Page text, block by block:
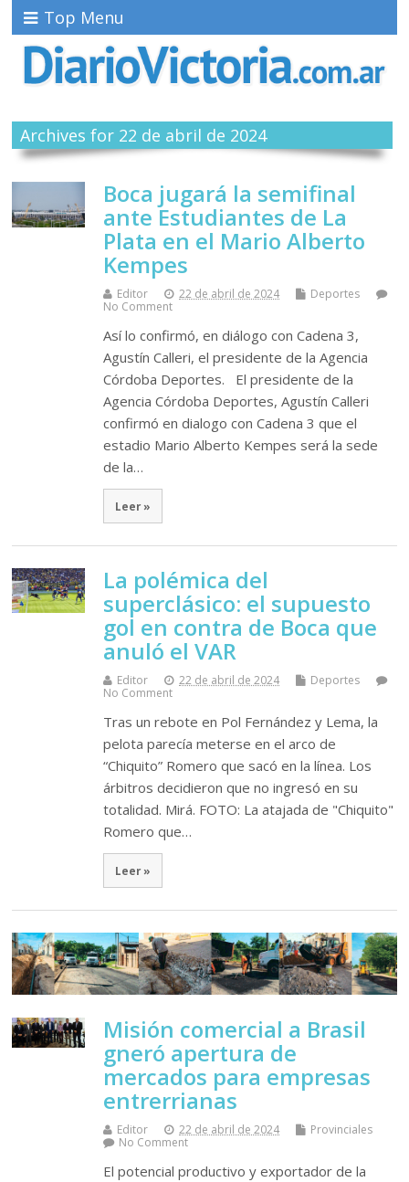
Top Menu
Archives for 22 de abril de 2024
Boca jugará la semifinal
ante Estudiantes de La
Plata en el Mario Alberto
Kempes
Editor 22 de abril de 2024
Deportes
No Comment
Así lo confirmó, en diálogo con Cadena 3,
Agustín Calleri, el presidente de la Agencia
Córdoba Deportes. El presidente de la
Agencia Córdoba Deportes, Agustín Calleri
confirmó en dialogo con Cadena 3 que el
estadio Mario Alberto Kempes será la sede
de la…
Leer »
La polémica del
superclásico: el supuesto
gol en contra de Boca que
anuló el VAR
Editor 22 de abril de 2024
Deportes
No Comment
Tras un rebote en Pol Fernández y Lema, la
pelota parecía meterse en el arco de
“Chiquito” Romero que sacó en la línea. Los
árbitros decidieron que no ingresó en su
totalidad. Mirá. FOTO: La atajada de "Chiquito"
Romero que…
Leer »
Misión comercial a Brasil
gneró apertura de
mercados para empresas
entrerrianas
Editor 22 de abril de 2024
Provinciales
No Comment
El potencial productivo y exportador de la